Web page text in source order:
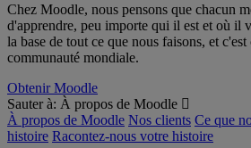
Chez Moodle, nous pensons que chacun
d'apprendre, peu importe qui il est et où il
la base de tout ce que nous faisons, et
communauté mondiale.
Obtenir Moodle
Sauter à: À propos de Moodle
À propos de Moodle Nos clients Ce que
histoire Racontez-nous votre histoire